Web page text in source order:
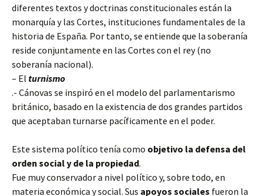
diferentes textos y doctrinas constitucionales están la
monarquía y las Cortes, instituciones fundamentales de la
historia de España. Por tanto, se entiende que la soberanía
reside conjuntamente en las Cortes con el rey (no
soberanía nacional).
– El turnismo
.- Cánovas se inspiró en el modelo del parlamentarismo
británico, basado en la existencia de dos grandes partidos
que aceptaban turnarse pacíficamente en el poder.
Este sistema político tenía como objetivo la defensa del
orden social y de la propiedad.
Fue muy conservador a nivel político y, sobre todo, en
materia económica y social. Sus apoyos sociales fueron la